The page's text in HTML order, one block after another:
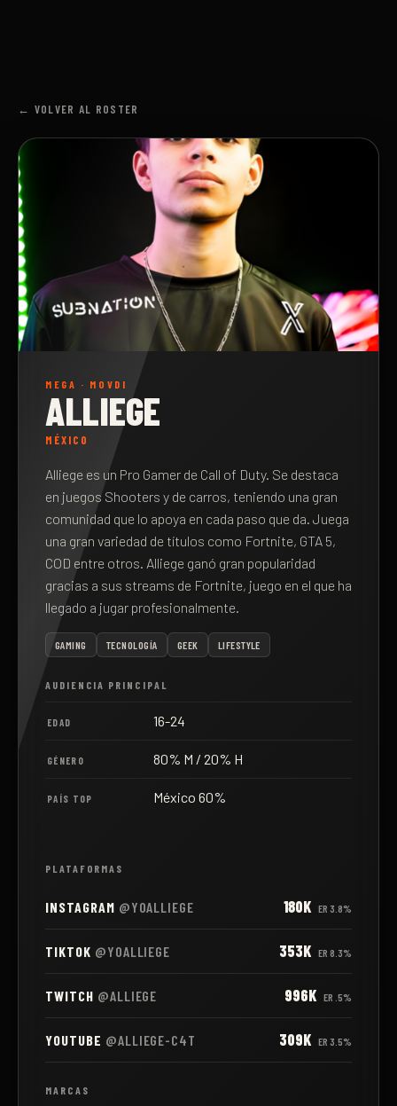
← VOLVER AL ROSTER
MEGA · MOVDI
ALLIEGE
MÉXICO
Alliege es un Pro Gamer de Call of Duty. Se destaca
en juegos Shooters y de carros, teniendo una gran
comunidad que lo apoya en cada paso que da. Juega
una gran variedad de títulos como Fortnite, GTA 5,
COD entre otros. Alliege ganó gran popularidad
gracias a sus streams de Fortnite, juego en el que ha
llegado a jugar profesionalmente.
GAMING TECNOLOGÍA GEEK LIFESTYLE
AUDIENCIA PRINCIPAL
EDAD 16-24
GÉNERO 80% M / 20% H
PAÍS TOP México 60%
PLATAFORMAS
INSTAGRAM @YOALLIEGE 180K ER 3.8%
TIKTOK @YOALLIEGE 353K ER 8.3%
TWITCH @ALLIEGE 996K ER .5%
YOUTUBE @ALLIEGE-C4T 309K ER 3.5%
MARCAS